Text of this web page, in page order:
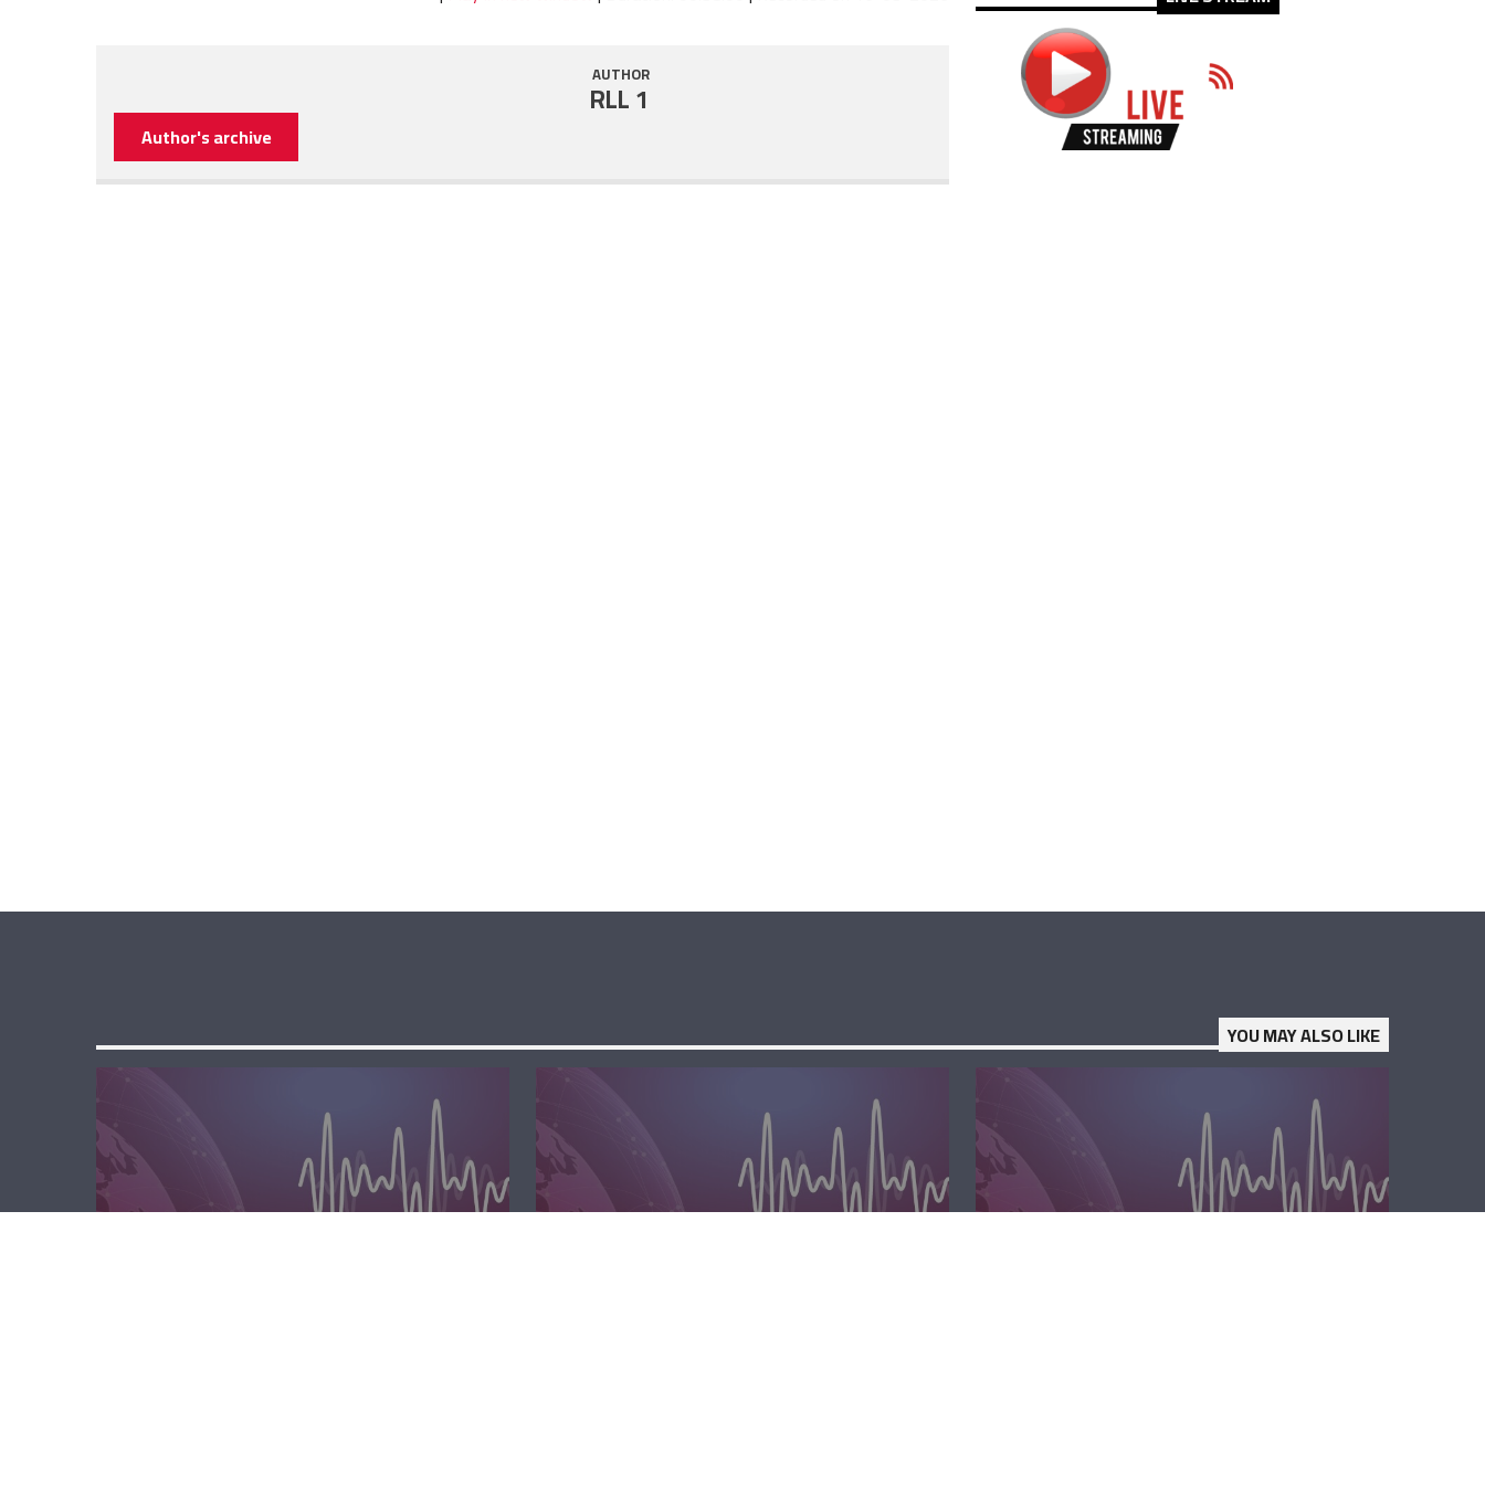
AUTHOR
RLL 1
Author's archive
YOU MAY ALSO LIKE